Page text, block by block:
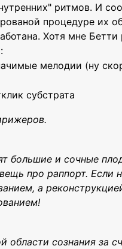
ритмов. И
процедуре их
Хотя мне
мелодии (ну
субстрата
большие и сочные
про раппорт. Если
а
области сознания за